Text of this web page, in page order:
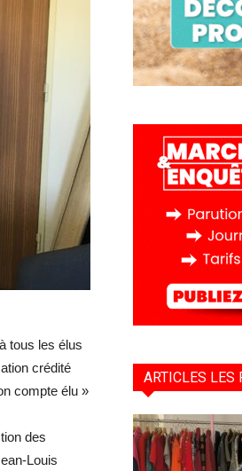
tous les élus
crédité
compte élu »
des
Louis
ARTICLES LES